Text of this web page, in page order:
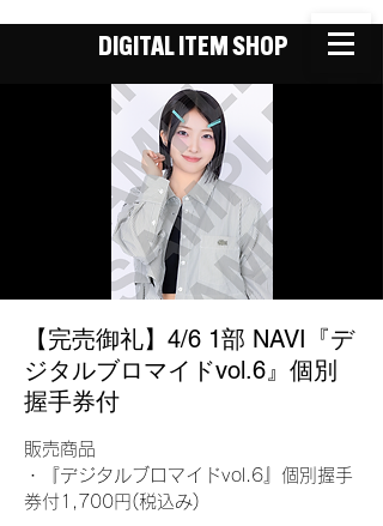
DIGITAL ITEM SHOP
【完売御礼】4/6 1部 NAVI『デ
ジタルブロマイドvol.6』個別
握手券付
販売商品
・『デジタルブロマイドvol.6』個別握手
券付1,700円(税込み)